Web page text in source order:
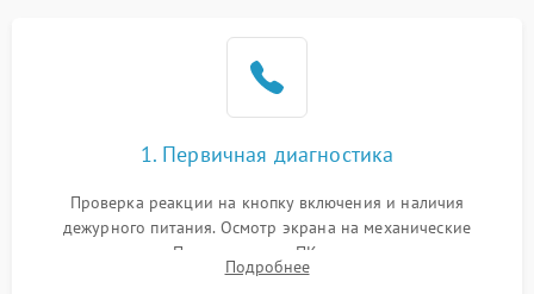
1000 ₽
Поломка системы
автоматического
1000 ₽ Подробнее →
Неисправность системы
1000 ₽
1. Первичная диагностика
Проверка реакции на кнопку включения и наличия
дежурного питания. Осмотр экрана на механические
повреждения. Подключение к ПК для оценки вывода
изображения, работы подсветки и выявления артефактов на
Подробнее